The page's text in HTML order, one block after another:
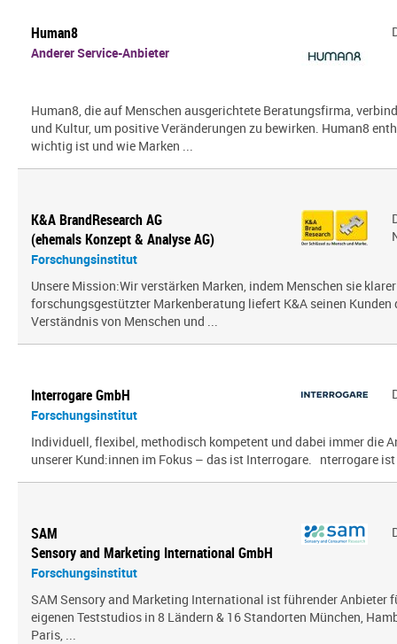
Human8
Anderer Service-Anbieter
Human8, die auf Menschen ausgerichtete Beratungsfirma,
und Kultur, um positive Veränderungen zu bewirken. Human8
wichtig ist und wie Marken ...
K&A BrandResearch AG
(ehemals Konzept & Analyse AG)
Forschungsinstitut
Unsere Mission:Wir verstärken Marken, indem Menschen sie
forschungsgestützter Markenberatung liefert K&A seinen Kunden
Verständnis von Menschen und ...
Interrogare GmbH
Forschungsinstitut
Individuell, flexibel, methodisch kompetent und dabei immer die
unserer Kund:innen im Fokus – das ist Interrogare. nterrogare
SAM
Sensory and Marketing International GmbH
Forschungsinstitut
SAM Sensory and Marketing International ist führender Anbieter
eigenen Teststudios in 8 Ländern & 16 Standorten München,
Paris, ...